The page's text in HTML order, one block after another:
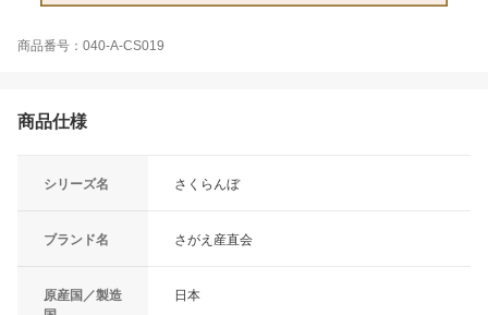
商品番号：040-A-CS019
商品仕様
シリーズ名 さくらんぼ
ブランド名 さがえ産直会
原産国／製造
日本